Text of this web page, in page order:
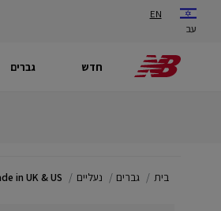
עב
EN
חדש גברים
בית גברים נעליים in UK & US